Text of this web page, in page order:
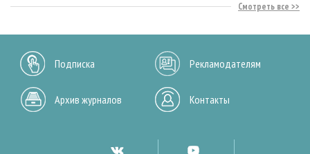
Смотреть все
Подписка Рекламодателям
Архив журналов Контакты